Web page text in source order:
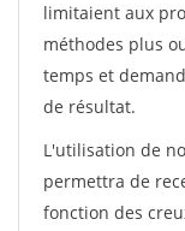
limitaient aux
méthodes plus
temps et
de résultat.
L'utilisation de
permettra de
fonction des